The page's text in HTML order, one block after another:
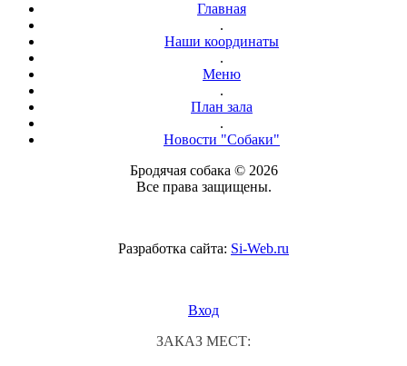
Главная
.
Наши координаты
.
Меню
.
План зала
.
Новости "Собаки"
Бродячая собака © 2026
Все права защищены.
Разработка сайта: Si-Web.ru
Вход
ЗАКАЗ МЕСТ: